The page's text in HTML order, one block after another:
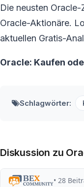
Die neusten
Oracle-Aktionäre.
aktuellen Gratis-
Oracle: Kaufen
Schlagwörter:
Diskussion zu